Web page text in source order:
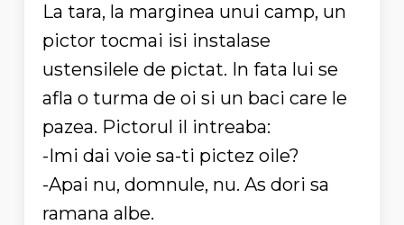
La tara, la marginea unui camp, un
pictor tocmai isi instalase
ustensilele de pictat. In fata lui se
afla o turma de oi si un baci care le
pazea. Pictorul il intreaba:
-Imi dai voie sa-ti pictez oile?
-Apai nu, domnule, nu. As dori sa
ramana albe.